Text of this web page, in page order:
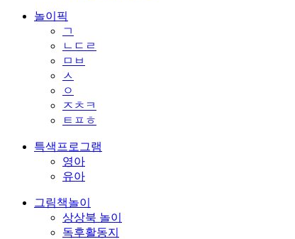
놀이픽
ㄱ
ㄴㄷㄹ
ㅁㅂ
ㅅ
ㅇ
ㅈㅊㅋ
ㅌㅍㅎ
특색프로그램
영아
유아
그림책놀이
상상북 놀이
독후활동지